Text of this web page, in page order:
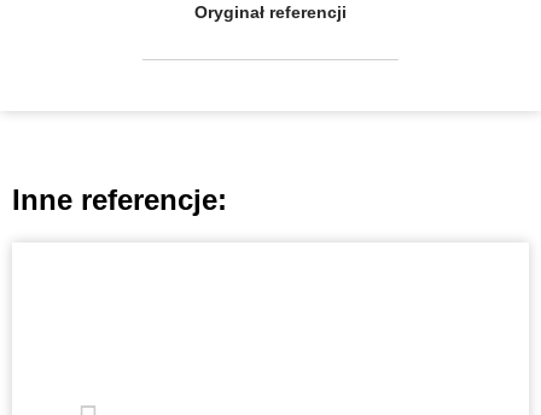
Oryginał referencji
Inne referencje: